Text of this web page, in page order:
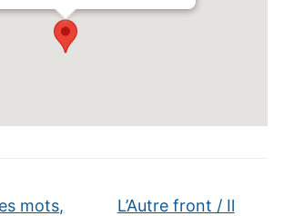
mots,
L’Autre front / Il